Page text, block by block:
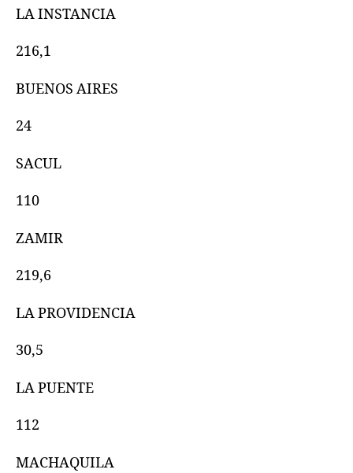
LA INSTANCIA
216,1
BUENOS AIRES
24
SACUL
110
ZAMIR
219,6
LA PROVIDENCIA
30,5
LA PUENTE
112
MACHAQUILA